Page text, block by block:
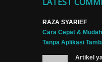
RAZA SYARIEF
Cara Cepat &
Tanpa Aplikasi
Artikel